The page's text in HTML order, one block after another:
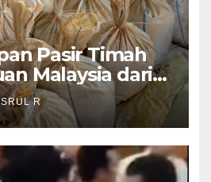
Pasir Timah
Malaysia dari
Digagalkan
R